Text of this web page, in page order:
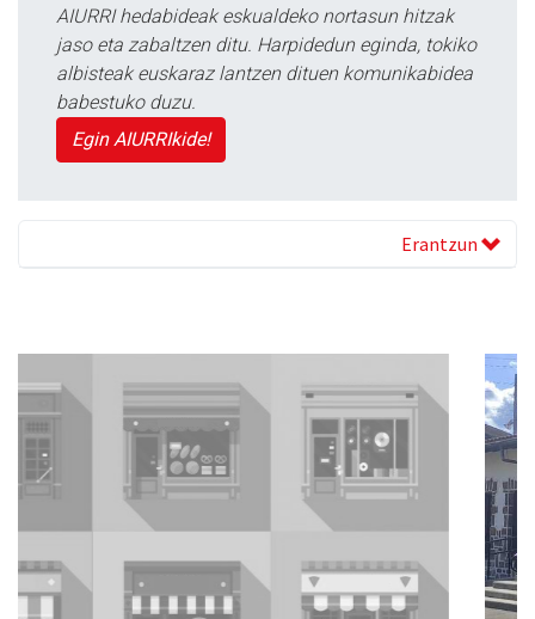
AIURRI hedabideak eskualdeko nortasun hitzak
jaso eta zabaltzen ditu. Harpidedun eginda, tokiko
albisteak euskaraz lantzen dituen komunikabidea
babestuko duzu.
Egin AIURRIkide!
Erantzun